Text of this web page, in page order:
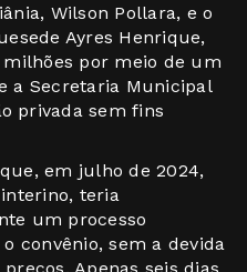
Wilson Pollara, e o
Ayres Henrique,
milhões por meio de um
a Secretaria Municipal
privada sem fins
em julho de 2024,
teria
um processo
convênio, sem a devida